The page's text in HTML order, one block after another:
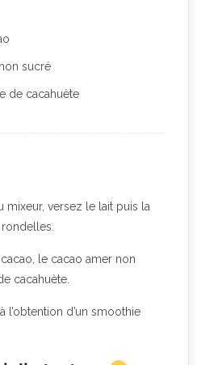
sucré
de cacahuète
mixeur, versez le lait puis la
le cacao amer non
cacahuète.
l’obtention d’un smoothie